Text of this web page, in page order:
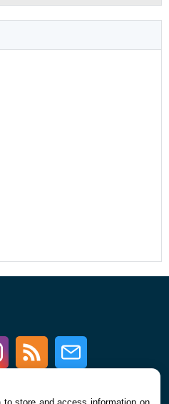
InstagramRSS Newsletter
to store and access information on